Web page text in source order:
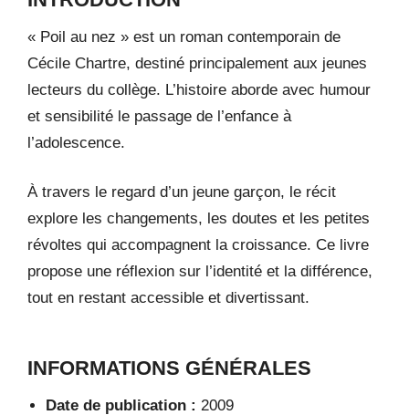
« Poil au nez » est un roman contemporain de
Cécile Chartre, destiné principalement aux jeunes
lecteurs du collège. L’histoire aborde avec humour
et sensibilité le passage de l’enfance à
l’adolescence.
À travers le regard d’un jeune garçon, le récit
explore les changements, les doutes et les petites
révoltes qui accompagnent la croissance. Ce livre
propose une réflexion sur l’identité et la différence,
tout en restant accessible et divertissant.
INFORMATIONS GÉNÉRALES
Date de publication : 2009